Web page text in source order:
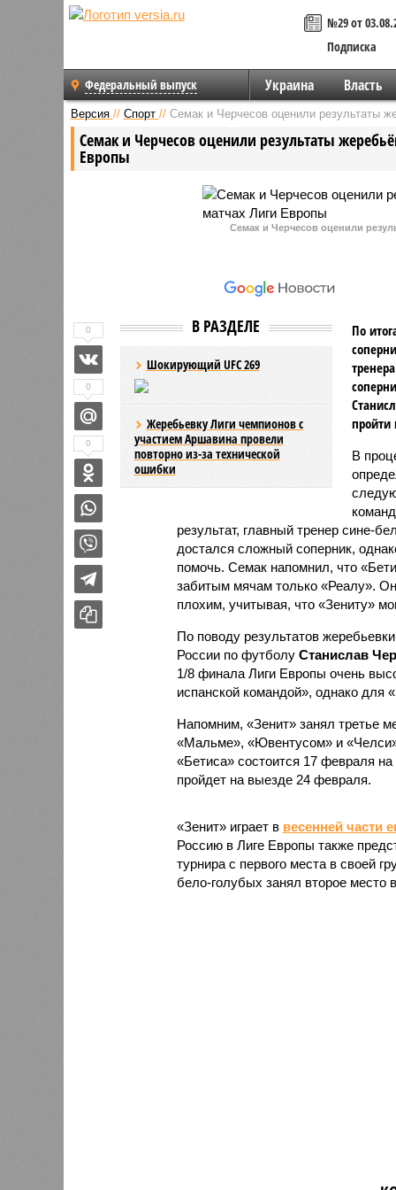
№29 от
Подписка
Федеральный выпуск Украина Власть
Версия // Спорт // Семак и Черчесов оценили результаты
Семак и Черчесов оценили результаты
Европы
Семак и Черчесов оценили
В РАЗДЕЛЕ
Шокирующий UFC 269
Жеребьевку Лиги чемпионов с
участием Аршавина провели
повторно из-за технической
ошибки
По
пройти
В
результат, главный тренер сине-
достался сложный соперник,
помочь. Семак напомнил, что
забитым мячам только «Реалу».
плохим, учитывая, что «Зениту»
По поводу результатов
России по футболу Станислав
1/8 финала Лиги Европы очень
испанской командой», однако для
Напомним, «Зенит» занял третье
«Мальме», «Ювентусом» и
«Бетиса» состоится 17 февраля
пройдет на выезде 24 февраля.
«Зенит» играет в весенней части
Россию в Лиге Европы также
турнира с первого места в своей
бело-голубых занял второе
0
0
0